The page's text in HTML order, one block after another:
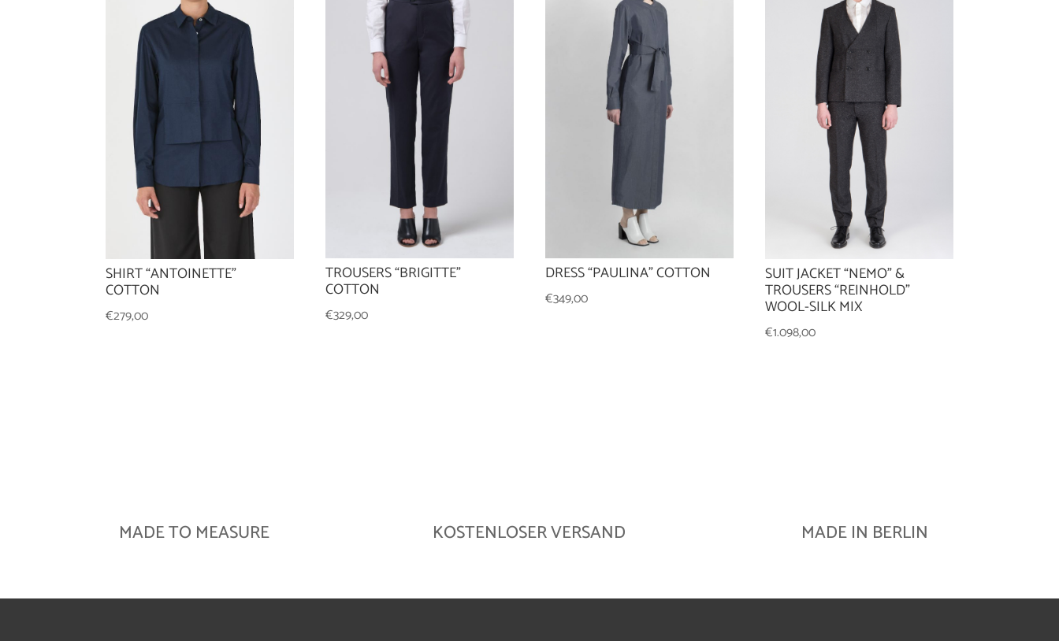
SHIRT “ANTOINETTE”
COTTON
€279,00
TROUSERS “BRIGITTE”
COTTON
€329,00
DRESS “PAULINA” COTTON
€349,00
SUIT JACKET “NEMO” &
TROUSERS “REINHOLD”
WOOL-SILK MIX
€1.098,00
MADE TO MEASURE KOSTENLOSER VERSAND MADE IN BERLIN